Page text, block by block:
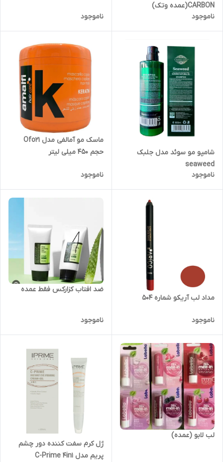
CARBON(عمده وتک)
ناموجود
ناموجود
شامپو مو سوئد مدل جلبک
seaweed
ناموجود
ماسک مو آمالفی مدل Ofo21
حجم 450 میلی لیتر
ناموجود
مداد لب آریکو شماره 504
ناموجود
ضد افتاب کزارکس فقط عمده
ناموجود
لب لابو (عمده)
ژل کرم سفت کننده دور چشم
پریم مدل C-Prime 4in1